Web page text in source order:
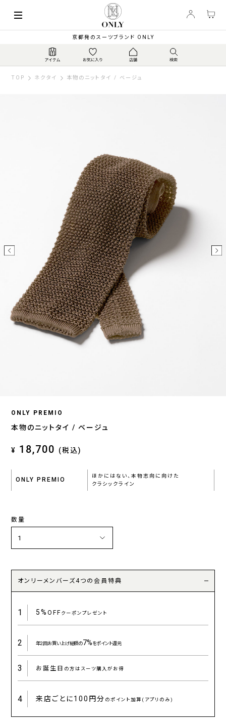
京都発のスーツブランド ONLY
TOP ネクタイ 本物のニットタイ / ベージュ
ONLY PREMIO
本物のニットタイ / ベージュ
¥ 18,700 (税込)
ONLY PREMIO
ほかにはない、本物志向に向けた
クラシックライン
数量
オンリーメンバーズ4つの会員特典
1 5%OFFクーポンプレゼント
2 年2回お買い上げ総額の7%をポイント還元
3 お誕生日 の方はスーツ購入がお得
4 来店ごとに100円分 のポイント加算(アプリのみ)